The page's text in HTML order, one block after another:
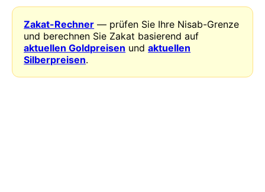
Zakat-Rechner — prüfen Sie Ihre Nisab-Grenze
und berechnen Sie Zakat basierend auf
aktuellen Goldpreisen undaktuellen
Silberpreisen.